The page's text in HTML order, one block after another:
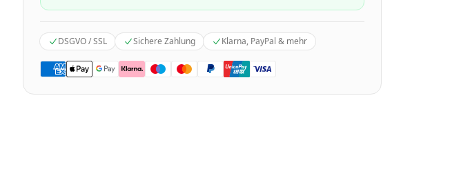
DSGVO / SSL Sichere Zahlung Klarna, PayPal & mehr